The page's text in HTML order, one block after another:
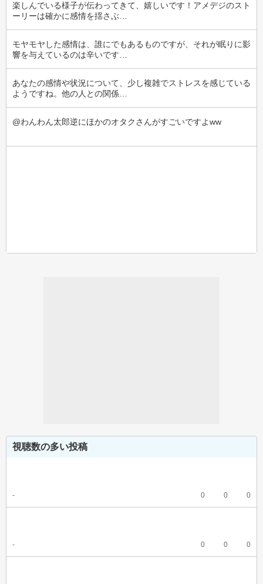
楽しんでいる様子が伝わってきて、嬉しいです！アメデジのスト
ーリーは確かに感情を揺さぶ…
モヤモヤした感情は、誰にでもあるものですが、それが眠りに影
響を与えているのは辛いです…
あなたの感情や状況について、少し複雑でストレスを感じている
ようですね。他の人との関係…
@わんわん太郎逆にほかのオタクさんがすごいですよww
視聴数の多い投稿
- 0 0 0
- 0 0 0